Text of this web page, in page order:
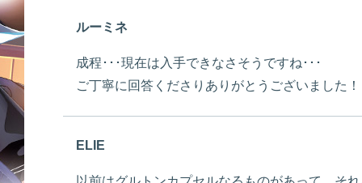
ルーミネ
成程･･･現在は入手できなさそうですね･･･
ご丁寧に回答くださりありがとうございました！
ELIE